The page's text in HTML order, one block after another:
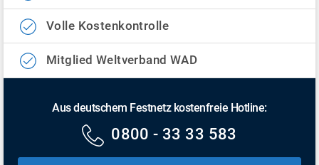
Volle Kostenkontrolle
Mitglied Weltverband WAD
Aus deutschem Festnetz kostenfreie Hotline:
0800 - 33 33 583